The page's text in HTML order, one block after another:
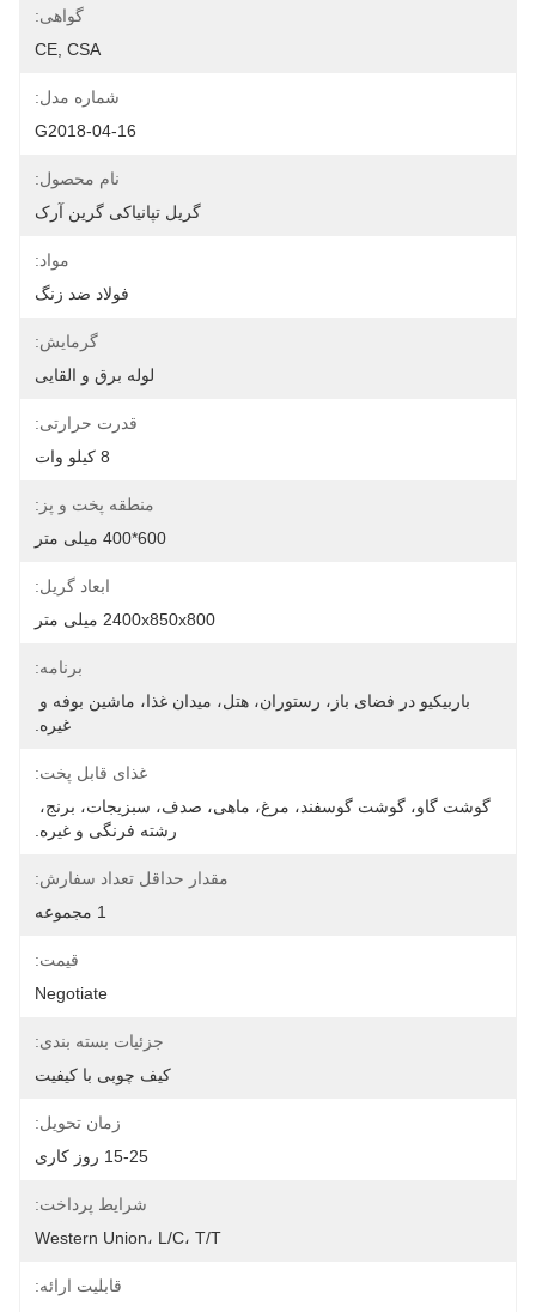
گواهی:
CE, CSA
شماره مدل:
G2018-04-16
نام محصول:
گریل تپانیاکی گرین آرک
مواد:
فولاد ضد زنگ
گرمایش:
لوله برق و القایی
قدرت حرارتی:
8 کیلو وات
منطقه پخت و پز:
600*400 میلی متر
ابعاد گریل:
2400x850x800 میلی متر
برنامه:
غیره.
غذای قابل پخت:
رشته فرنگی و غیره.
مقدار حداقل تعداد سفارش:
1 مجموعه
قیمت:
Negotiate
جزئیات بسته بندی:
کیف چوبی با کیفیت
زمان تحویل:
15-25 روز کاری
شرایط پرداخت:
Western Union، L/C، T/T
قابلیت ارائه: